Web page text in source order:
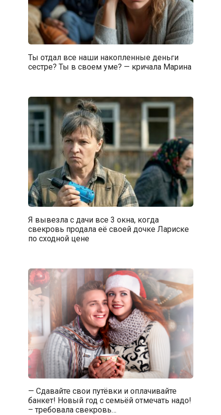
Ты отдал все наши накопленные деньги
сестре? Ты в своем уме? — кричала Марина
Я вывезла с дачи все 3 окна, когда
свекровь продала её своей дочке Лариске
по сходной цене
— Сдавайте свои путёвки и оплачивайте
банкет! Новый год с семьёй отмечать надо!
– требовала свекровь…